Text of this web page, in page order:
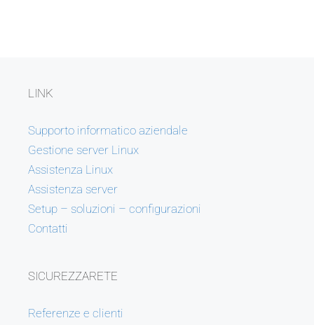
LINK
Supporto informatico aziendale
Gestione server Linux
Assistenza Linux
Assistenza server
Setup – soluzioni – configurazioni
Contatti
SICUREZZARETE
Referenze e clienti